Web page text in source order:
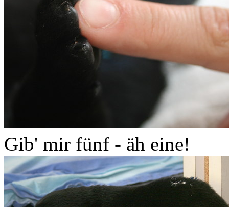
Gib' mir fünf - äh eine!